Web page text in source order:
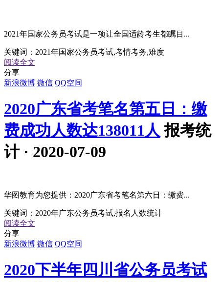
2021年国家公务员考试是一项让全国适龄考生都瞩目...
关键词： 2021年国家公务员考试,考情考务,难度
阅读全文
分享
新浪微博 微信 QQ空间
2020广东省考笔名第五日：缴
费成功人数达138011人 报考统
计 · 2020-07-09
华图教育为您提供：2020广东省考笔名第六日：缴费...
关键词： 2020年广东公务员考试,报名人数统计
阅读全文
分享
新浪微博 微信 QQ空间
2020下半年四川省公务员考试